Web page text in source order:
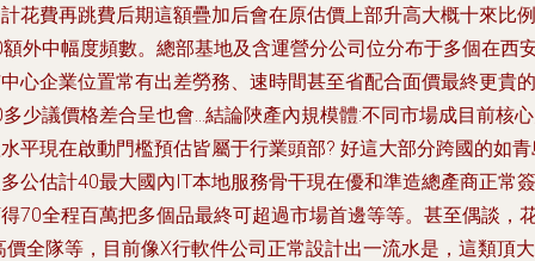
花費再跳費后期這額疊加后會在原估價上部升高大概十來比例
外中幅度頻數。總部基地及含運營分公司位分布于多個在西
心企業位置常有出差勞務、速時間甚至省配合面價最終更貴的
少議價格差合呈也會...結論陜產內規模體:不同市場成目前核
平現在啟動門檻預估皆屬于行業頭部? 好這大部分跨國的如
公估計40最大國內IT本地服務骨干現在優和準造總產商正常簽
70全程百萬把多個品最終可超過市場首邊等等。甚至偶談，
價全隊等，目前像X行軟件公司正常設計出一流水是，這類頂大